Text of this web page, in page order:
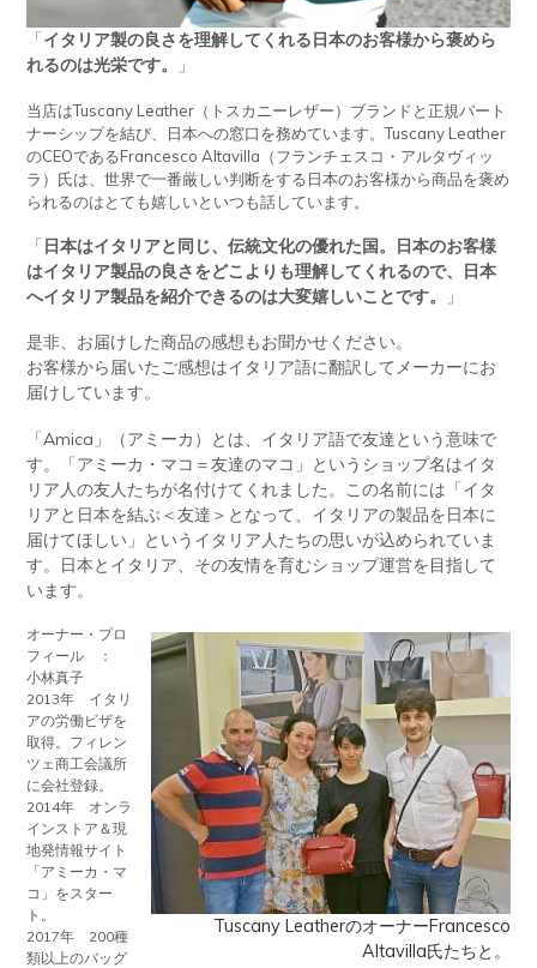
「 イタリア製の良さを理解してくれる日本のお客様から褒めら
れるのは光栄です。
」
当店はTuscany Leather（トスカニーレザー）ブランドと正規パート
ナーシップを結び、日本への窓口を務めています。Tuscany Leather
のCEOであるFrancesco Altavilla（フランチェスコ・アルタヴィッ
ラ）氏は、世界で一番厳しい判断をする日本のお客様から商品を褒め
られるのはとても嬉しいといつも話しています。
「日本はイタリアと同じ、伝統文化の優れた国。日本のお客様
はイタリア製品の良さをどこよりも理解してくれるので、 日本
へイタリア製品を紹介できるのは大変嬉しいことです。
」
是非、お届けした商品の感想もお聞かせください。
お客様から届いたご感想はイタリア語に翻訳してメーカーにお
届けしています。
「Amica」（アミーカ）とは、イタリア語で友達という意味で
す。「アミーカ・マコ＝友達のマコ」というショップ名はイタ
リア人の友人たちが名付けてくれました。この名前には「イタ
リアと日本を結ぶ＜友達＞となって、イタリアの製品を日本に
届けてほしい」というイタリア人たちの思いが込められていま
す。日本とイタリア、その友情を育むショップ運営を目指して
います。
Tuscany LeatherのオーナーFrancesco
Altavilla氏たちと。
オーナー・プロ
フィール ：
小林真子
2013年 イタリ
アの労働ビザを
取得。フィレン
ツェ商工会議所
に会社登録。
2014年 オンラ
インストア＆現
地発情報サイト
「アミーカ・マ
コ」をスター
ト。
2017年 200種
類以上のバッグ